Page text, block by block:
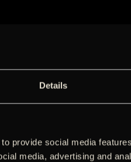
Details
provide social media
media, advertising and